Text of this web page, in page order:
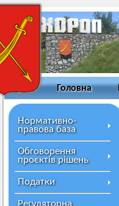
Головна
Нормативно-
правова база
Обговорення
проєктів рішень
Податки
Регуляторна